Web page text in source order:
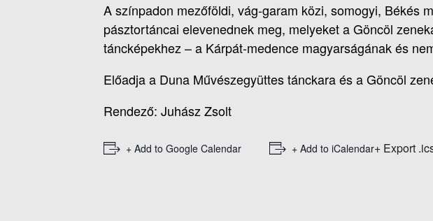
A színpadon mezőföldi, vág-garam közi, somogyi, Békés
pásztortáncai elevenednek meg, melyeket a Göncöl
táncképekhez – a Kárpát-medence magyarságának és
Előadja a Duna Művészegyüttes tánckara és a Göncöl
Rendező: Juhász Zsolt
+ Add to Google Calendar + Add to iCalendar+ Export